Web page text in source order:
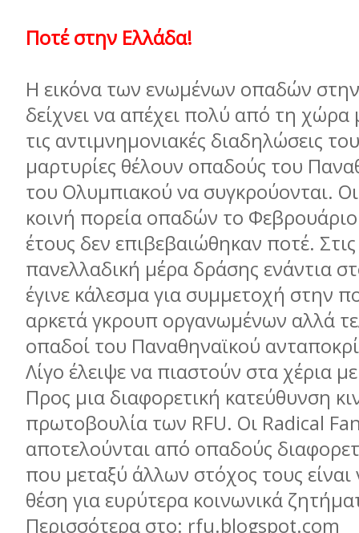
Ποτέ στην Ελλάδα!
Η εικόνα των ενωμένων οπαδών
δείχνει να απέχει πολύ από τη χώρα
τις αντιμνημονιακές διαδηλώσεις
μαρτυρίες θέλουν οπαδούς του
του Ολυμπιακού να συγκρούονται.
κοινή πορεία οπαδών το Φεβρουάριο
έτους δεν επιβεβαιώθηκαν ποτέ.
πανελλαδική μέρα δράσης ενάντια
έγινε κάλεσμα για συμμετοχή στην
αρκετά γκρουπ οργανωμένων αλλά
οπαδοί του Παναθηναϊκού
Λίγο έλειψε να πιαστούν στα χέρια
Προς μια διαφορετική κατεύθυνση
πρωτοβουλία των RFU. Οι Radical
αποτελούνται από οπαδούς
που μεταξύ άλλων στόχος τους
θέση για ευρύτερα κοινωνικά
Περισσότερα στο: rfu.blogspot.com